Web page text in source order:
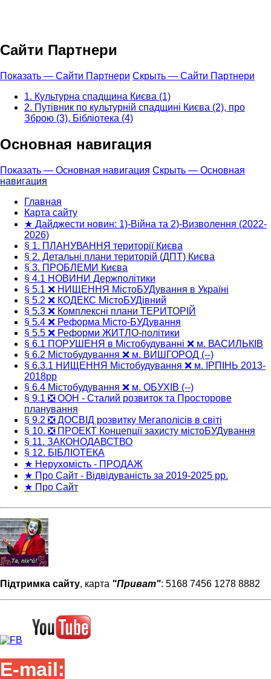
Сайти Партнери
Показать — Сайти Партнери Скрыть — Сайти Партнери
1. Культурна спадщина Києва (1)
2. Путівник по культурній спадщині Києва (2), про
Зброю (3), Бібліотека (4)
Основная навигация
Показать — Основная навигация Скрыть — Основная
навигация
Главная
Карта сайту
★ Дайджести новин: 1)-Війна та 2)-Визволення (2022-
2026)
§ 1. ПЛАНУВАННЯ території Києва
§ 2. Детальні плани територій (ДПТ) Києва
§ 3. ПРОБЛЕМИ Києва
§ 4.1 НОВИНИ Держполітики
§ 5.1 ❌ НИЩЕННЯ МістоБУДування в Україні
§ 5.2 ❌ КОДЕКС МістоБУДівний
§ 5.3 ❌ Комплексні плани ТЕРИТОРІЙ
§ 5.4 ❌ Реформа Місто-БУДування
§ 5.5 ❌ Реформи ЖИТЛО-політики
§ 6.1 ПОРУШЕНЯ в Містобудуванні ❌ м. ВАСИЛЬКІВ
§ 6.2 Містобудування ❌ м. ВИШГОРОД (--)
§ 6.3.1 НИЩЕННЯ Містобудування ❌ м. ІРПІНЬ 2013-
2018рр
§ 6.4 Містобудування ❌ м. ОБУХІВ (--)
§ 9.1 ❎ ООН - Сталий розвиток та Просторове
планування
§ 9.2 ❎ ДОСВІД розвитку Мегаполісів в світі
§ 10. ❎ ПРОЕКТ Концепції захисту містоБУДування
§ 11. ЗАКОНОДАВСТВО
§ 12. БІБЛІОТЕКА
★ Нерухомість - ПРОДАЖ
★ Про Сайт - Відвідуваність за 2019-2025 рр.
★ Про Сайт
Підтримка сайту, карта "Приват": 5168 7456 1278 8882
E-mail: